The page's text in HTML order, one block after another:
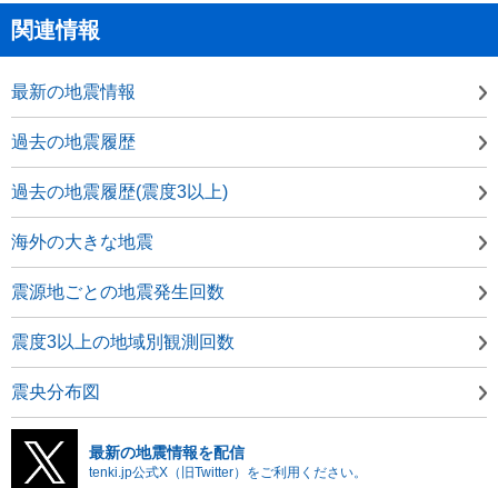
関連情報
最新の地震情報
過去の地震履歴
過去の地震履歴(震度3以上)
海外の大きな地震
震源地ごとの地震発生回数
震度3以上の地域別観測回数
震央分布図
最新の地震情報を配信
tenki.jp公式X（旧Twitter）をご利用ください。